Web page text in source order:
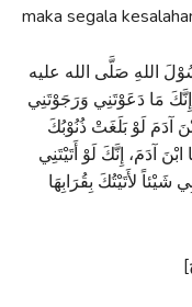
maka segala
اللهِ صَلَّى الله عليه
مَا دَعَوْتَنِي وَرَجَوْتَنِي
آدَمَ لَوْ بَلَغَتْ ذُنُوْبُكَ
آدَمَ، إِنَّكَ لَوْ أَتَيْتَنِي
لأَتَيْتُكَ بِقُرَابِهَا